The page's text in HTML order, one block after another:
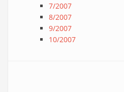
7/2007
8/2007
9/2007
10/2007